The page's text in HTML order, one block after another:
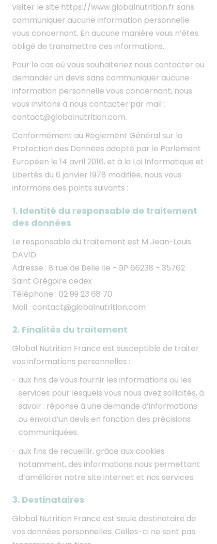
visiter le site https://www.globalnutrition.fr sans
communiquer aucune information personnelle
vous concernant. En aucune manière vous n’êtes
obligé de transmettre ces informations.
Pour le cas où vous souhaiteriez nous contacter ou
demander un devis sans communiquer aucune
information personnelle vous concernant, nous
vous invitons à nous contacter par mail :
contact@globalnutrition.com.
Conformément au Règlement Général sur la
Protection des Données adopté par le Parlement
Européen le 14 avril 2016, et à la Loi Informatique et
Libertés du 6 janvier 1978 modifiée, nous vous
informons des points suivants :
1. Identité du responsable de traitement
des données
Le responsable du traitement est M Jean-Louis
DAVID.
Adresse : 8 rue de Belle Ile - BP 66238 - 35762
Saint Grégoire cedex
Téléphone : 02 99 23 68 70
Mail : contact@globalnutrition.com
2. Finalités du traitement
Global Nutrition France est susceptible de traiter
vos informations personnelles :
aux fins de vous fournir les informations ou les
services pour lesquels vous nous avez sollicités, à
savoir : réponse à une demande d’informations
ou envoi d’un devis en fonction des précisions
communiquées.
aux fins de recueillir, grâce aux cookies
notamment, des informations nous permettant
d’améliorer notre site internet et nos services.
3. Destinataires
Global Nutrition France est seule destinataire de
vos données personnelles. Celles-ci ne sont pas